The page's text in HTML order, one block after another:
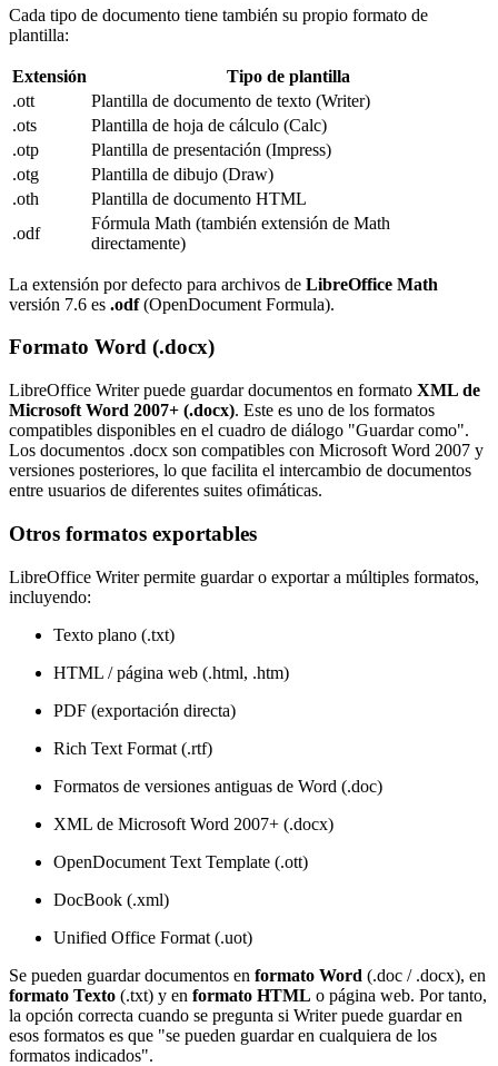
Cada tipo de documento tiene también su propio formato de
plantilla:
Extensión
Tipo de plantilla
.ott
Plantilla de documento de texto (Writer)
.ots
Plantilla de hoja de cálculo (Calc)
.otp
Plantilla de presentación (Impress)
.otg
Plantilla de dibujo (Draw)
.oth
Plantilla de documento HTML
.odf
Fórmula Math (también extensión de Math
directamente)
La extensión por defecto para archivos de LibreOffice Math
versión 7.6 es .odf(OpenDocument Formula).
Formato Word (.docx)
LibreOffice Writer puede guardar documentos en formato XML de
Microsoft Word 2007+ (.docx). Este es uno de los formatos
compatibles disponibles en el cuadro de diálogo "Guardar como".
Los documentos .docx son compatibles con Microsoft Word 2007 y
versiones posteriores, lo que facilita el intercambio de documentos
entre usuarios de diferentes suites ofimáticas.
Otros formatos exportables
LibreOffice Writer permite guardar o exportar a múltiples formatos,
incluyendo:
Texto plano (.txt)
HTML / página web (.html, .htm)
PDF (exportación directa)
Rich Text Format (.rtf)
Formatos de versiones antiguas de Word (.doc)
XML de Microsoft Word 2007+ (.docx)
OpenDocument Text Template (.ott)
DocBook (.xml)
Unified Office Format (.uot)
Se pueden guardar documentos en formato Word (.doc / .docx), en
formato Texto (.txt) y en formato HTML o página web. Por tanto,
la opción correcta cuando se pregunta si Writer puede guardar en
esos formatos es que "se pueden guardar en cualquiera de los
formatos indicados".